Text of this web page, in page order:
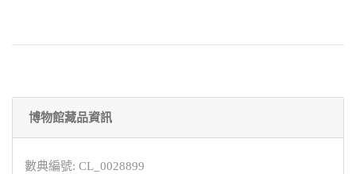
博物館藏品資訊
數典編號: CL_0028899